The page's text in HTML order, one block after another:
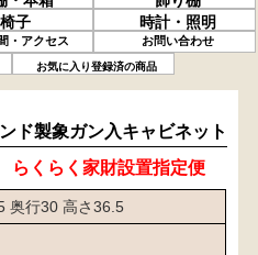
椅子 時計・照明
・アクセス お問い合わせ
お気に入り登録済の商品
ド製象ガン入キャビネット
らくらく家財設置指定便
奥行30 高さ36.5